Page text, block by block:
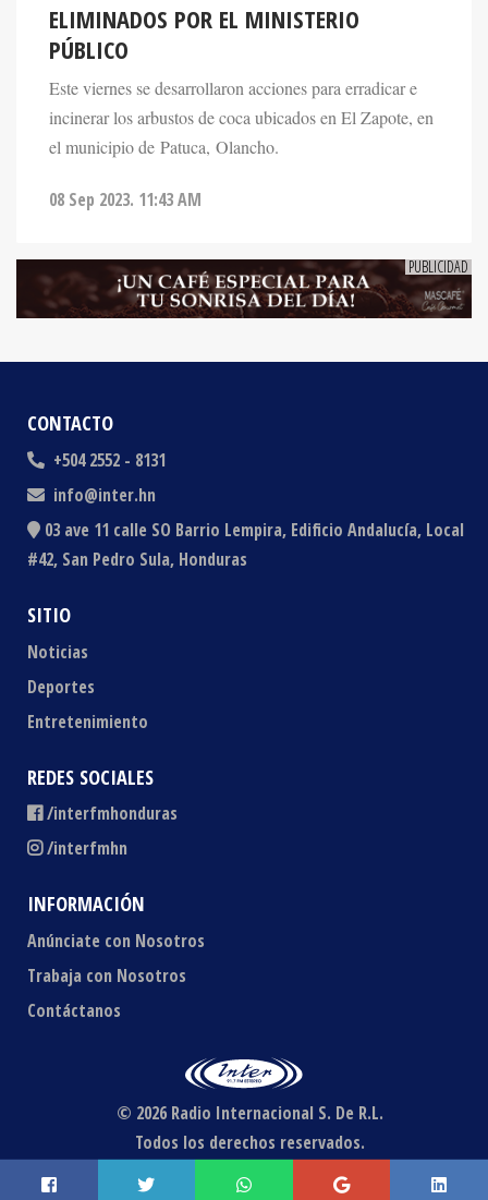
PÚBLICO
Este viernes se desarrollaron acciones para erradicar e
incinerar los arbustos de coca ubicados en El Zapote, en
el municipio de Patuca, Olancho.
CONTACTO
+504 2552 - 8131
info@inter.hn
03 ave 11 calle SO Barrio Lempira, Edificio Andalucía, Local
#42, San Pedro Sula, Honduras
SITIO
Noticias
Deportes
Entretenimiento
REDES SOCIALES
/interfmhonduras
/interfmhn
INFORMACIÓN
Anúnciate con Nosotros
Trabaja con Nosotros
Contáctanos
© 2026 Radio Internacional S. De R.L.
Todos los derechos reservados.